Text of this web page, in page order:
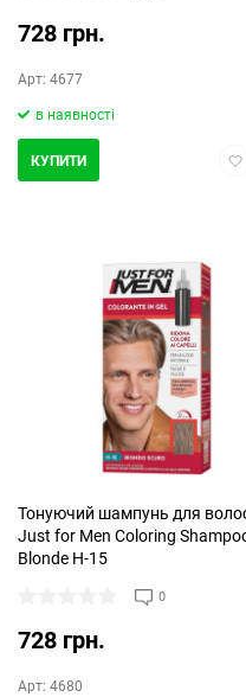
728 грн.
Арт: 4677
в наявності
КУПИТИ
Тонуючий шампунь для
Just for Men Coloring
Blonde H-15
0
728 грн.
Арт: 4680